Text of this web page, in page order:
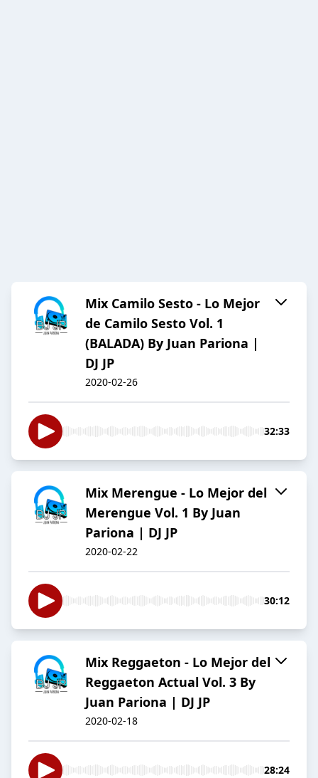
Mix Camilo Sesto - Lo Mejor
de Camilo Sesto Vol. 1
(BALADA) By Juan Pariona |
DJ JP
2020-02-26
32:33
Mix Merengue - Lo Mejor del
Merengue Vol. 1 By Juan
Pariona | DJ JP
2020-02-22
30:12
Mix Reggaeton - Lo Mejor del
Reggaeton Actual Vol. 3 By
Juan Pariona | DJ JP
2020-02-18
28:24